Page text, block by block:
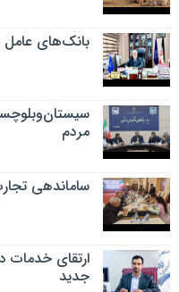
بانک‌های
مردم
ساماندهی
ارتقای خدمات
جدید